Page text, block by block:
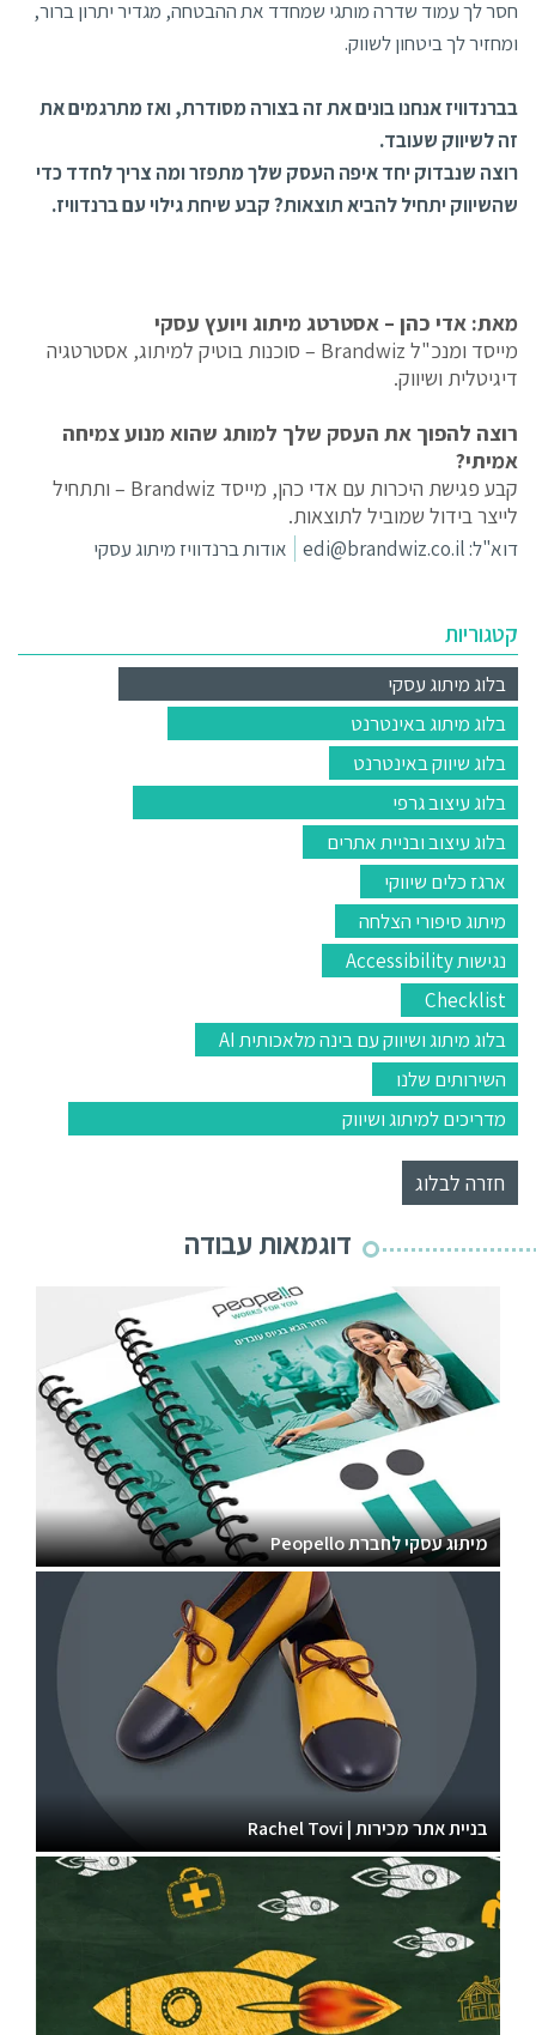
קטגוריות
בלוג מיתוג עסקי
בלוג מיתוג באינטרנט
בלוג שיווק באינטרנט
בלוג עיצוב גרפי
בלוג עיצוב ובניית אתרים
ארגז כלים שיווקי
מיתוג סיפורי הצלחה
נגישות Accessibility
Checklist
בלוג מיתוג ושיווק עם בינה מלאכותית AI
השירותים שלנו
מדריכים למיתוג ושיווק
חזרה לבלוג
חסר לך עמוד שדרה מותגי שמחדד את ההבטחה, מגדיר יתרון ברור,
ומחזיר לך ביטחון לשווק.
בברנדוויז אנחנו בונים את זה בצורה מסודרת, ואז מתרגמים את
זה לשיווק שעובד.
רוצה שנבדוק יחד איפה העסק שלך מתפזר ומה צריך לחדד כדי
שהשיווק יתחיל להביא תוצאות? קבע שיחת גילוי עם ברנדוויז.
מאת: אדי כהן – אסטרטג מיתוג ויועץ עסקי
מייסד ומנכ"ל Brandwiz – סוכנות בוטיק למיתוג, אסטרטגיה
דיגיטלית ושיווק.
רוצה להפוך את העסק שלך למותג שהוא מנוע צמיחה
אמיתי?
קבע פגישת היכרות עם אדי כהן, מייסד Brandwiz – ותתחיל
לייצר בידול שמוביל לתוצאות.
דוא"ל: edi@brandwiz.co.il אודות ברנדוויז מיתוג עסקי
דוגמאות עבודה
מיתוג עסקי לחברת Peopello
בניית אתר מכירות | Rachel Tovi